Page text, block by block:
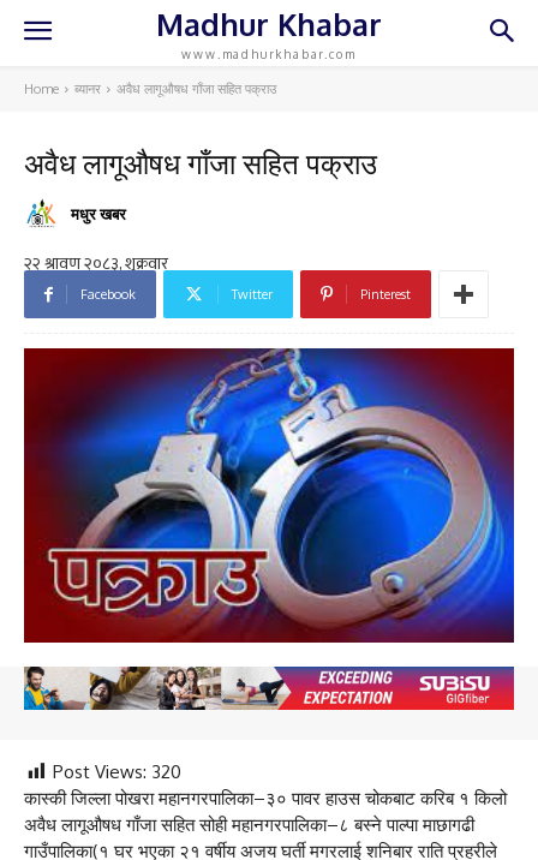
Madhur Khabar
www.madhurkhabar.com
Home ब्यानर अवैध लागूऔषध गाँजा सहित पक्राउ
अवैध लागूऔषध गाँजा सहित पक्राउ
मधुर खबर
Facebook Twitter Pinterest
Post Views: 320
कास्की जिल्ला पोखरा महानगरपालिका–३० पावर हाउस चोकबाट करिब १ किलो
अवैध लागूऔषध गाँजा सहित सोही महानगरपालिका–८ बस्ने पाल्पा माछागढी
गाउँपालिका(१ घर भएका २१ वर्षीय अजय घर्ती मगरलाई शनिबार राति प्रहरीले